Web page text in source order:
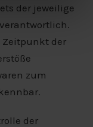
der jeweilige
Zeitpunkt der
zum
der